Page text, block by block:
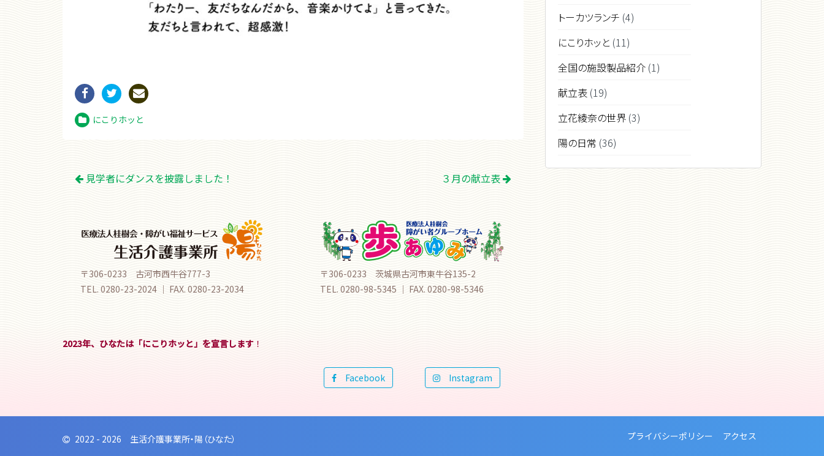
にこりホッと
投
ビ
シ
ョ
見学者にダンスを披露しました！ ３月の献立表
トーカツランチ (4)
にこりホッと(11)
全国の施設製品紹介(1)
献立表(19)
立花綾奈の世界(3)
陽の日常 (36)
〒306-0233 古河市西牛谷777-3
TEL. 0280-23-2024 ｜ FAX. 0280-23-2034
〒306-0233 茨城県古河市東牛谷135-2
TEL. 0280-98-5345 ｜ FAX. 0280-98-5346
2023年、ひなたは「にこりホッと」を宣言します ！
Facebook Instagram
2022 - 2026 生活介護事業所・陽（ひなた） プライバシーポリシー アクセス